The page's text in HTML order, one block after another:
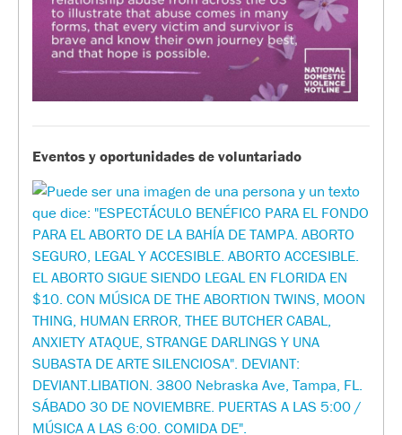
Eventos y oportunidades de voluntariado